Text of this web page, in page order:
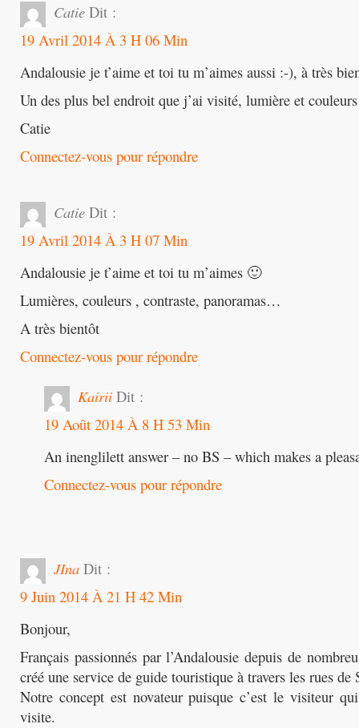
Catie Dit :
19 Avril 2014 À 3 H 06 Min
Andalousie je t’aime et toi tu m’aimes aussi :-), à très
Un des plus bel endroit que j’ai visité, lumière et couleurs
Catie
Connectez-vous pour répondre
Catie Dit :
19 Avril 2014 À 3 H 07 Min
Andalousie je t’aime et toi tu m’aimes 🙂
Lumières, couleurs , contraste, panoramas…
A très bientôt
Connectez-vous pour répondre
Kairii Dit :
19 Août 2014 À 8 H 53 Min
An inenglilett answer – no BS – which makes a
Connectez-vous pour répondre
JIna Dit :
9 Juin 2014 À 21 H 42 Min
Bonjour,
Français passionnés par l’Andalousie depuis de
créé une service de guide touristique à travers les rues
Notre concept est novateur puisque c’est le visiteur
visite.